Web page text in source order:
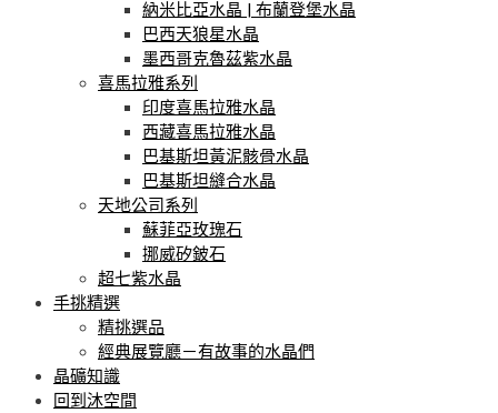
納米比亞水晶 | 布蘭登堡水晶
巴西天狼星水晶
墨西哥克魯茲紫水晶
喜馬拉雅系列
印度喜馬拉雅水晶
西藏喜馬拉雅水晶
巴基斯坦黃泥骸骨水晶
巴基斯坦縫合水晶
天地公司系列
蘇菲亞玫瑰石
挪威矽鈹石
超七紫水晶
手挑精選
精挑選品
經典展覽廳－有故事的水晶們
晶礦知識
回到沐空間